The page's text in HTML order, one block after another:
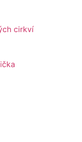
cirkví